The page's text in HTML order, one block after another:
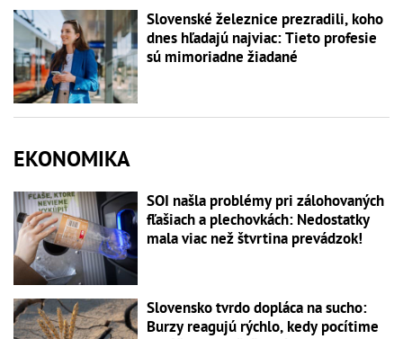
Slovenské železnice prezradili, koho
dnes hľadajú najviac: Tieto profesie
sú mimoriadne žiadané
EKONOMIKA
SOI našla problémy pri zálohovaných
fľašiach a plechovkách: Nedostatky
mala viac než štvrtina prevádzok!
Slovensko tvrdo dopláca na sucho:
Burzy reagujú rýchlo, kedy pocítime